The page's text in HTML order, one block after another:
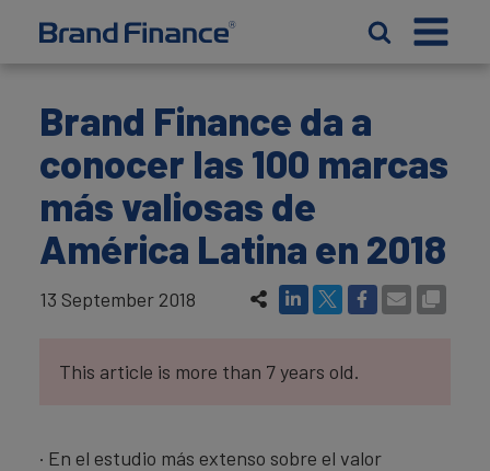
Brand Finance da a
conocer las 100 marcas
más valiosas de
América Latina en 2018
13 September 2018
This article is more than 7 years old.
· En el estudio más extenso sobre el valor